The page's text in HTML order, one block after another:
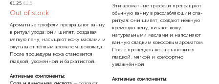
€1.25 €2.5
Out of stock
Ароматные трюфели превращают ванну
в ритуал ухода: они шипят, создавая
мягкую пену, насыщают кожу маслами и
окутывают тёплым ароматом шоколада.
После процедуры кожа становится
гладкой, ухоженной и бархатистой.
Активные компоненты:
Эти ароматные трюфели превращают
обычную ванну в расслабляющий спа-
ритуал: они шипят, создают нежную
кремовую пену, питают кожу
натуральными маслами и наполняют
ванную сладким кокосовым ароматом.
После процедуры кожа становится
гладкой, мягкой и комфортно
увлажнённой
Активные компоненты: